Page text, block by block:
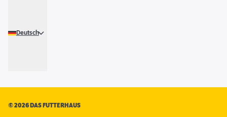
Deutsch
©2026 DAS FUTTERHAUS